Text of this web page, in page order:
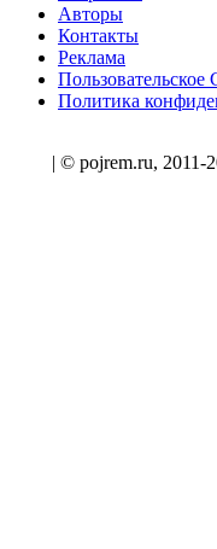
Авторы
Контакты
Реклама
Пользовательское
Политика
| © pojrem.ru, 2011-